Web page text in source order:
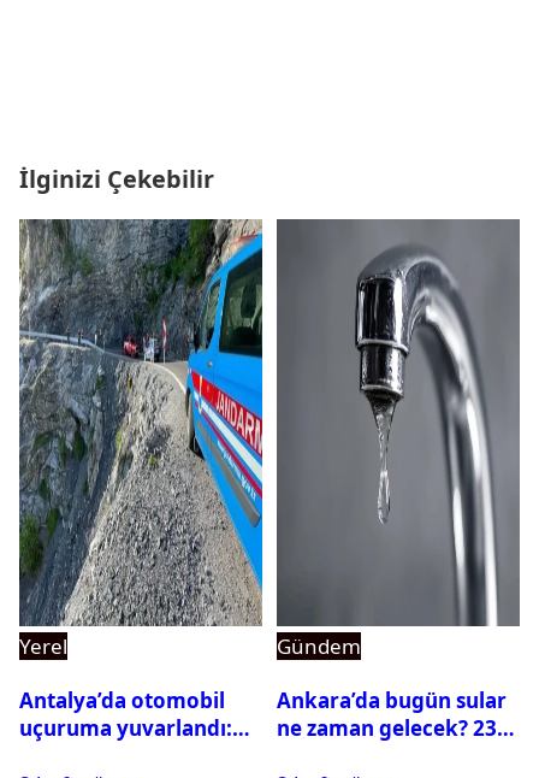
İlginizi Çekebilir
Yerel
Antalya’da otomobil
uçuruma yuvarlandı:
Gündem
Ankara’da bugün sular
ne zaman gelecek? 23